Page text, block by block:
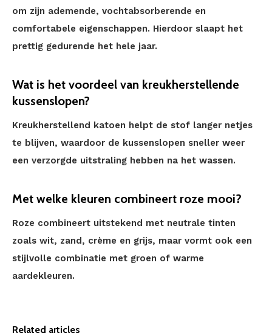
om zijn ademende, vochtabsorberende en
comfortabele eigenschappen. Hierdoor slaapt het
prettig gedurende het hele jaar.
Wat is het voordeel van kreukherstellende
kussenslopen?
Kreukherstellend katoen helpt de stof langer netjes
te blijven, waardoor de kussenslopen sneller weer
een verzorgde uitstraling hebben na het wassen.
Met welke kleuren combineert roze mooi?
Roze combineert uitstekend met neutrale tinten
zoals wit, zand, crème en grijs, maar vormt ook een
stijlvolle combinatie met groen of warme
aardekleuren.
Related articles